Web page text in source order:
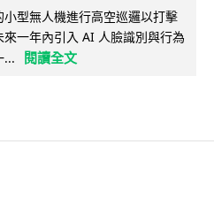
型無人機進行高空巡邏以打擊
一年內引入 AI 人臉識別與行為
...
閱讀全文